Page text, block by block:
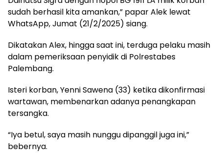
sudah berhasil kita amankan,” papar Alek lewat
WhatsApp, Jumat (21/2/2025) siang.
Dikatakan Alex, hingga saat ini, terduga pelaku masih
dalam pemeriksaan penyidik di Polrestabes
Palembang.
Isteri korban, Yenni Sawena (33) ketika dikonfirmasi
wartawan, membenarkan adanya penangkapan
tersangka.
“Iya betul, saya masih nunggu dipanggil juga ini,”
bebernya.